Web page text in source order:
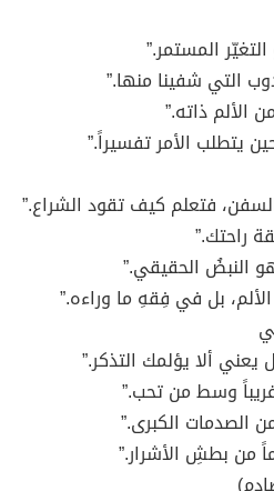
المستمر.”
التي شفينا منها.”
الألم ذاته.”
يتطلب الأمر تفسيراً.”
فتعلم كيف تقود الشراع.”
راحتك.”
النبضُ الحقيقي.”
بل في فِقهِ ما وراءه.”
يعني ألا يؤلمك التذكر.”
وسط من تحب.”
الصدمات الكبرى.”
من بطشِ الأشرار.”